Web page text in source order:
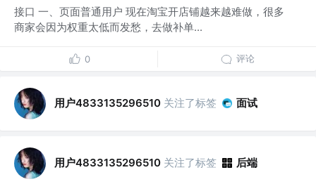
接口 一、页面普通用户 现在淘宝开店铺越来越难做，很多
商家会因为权重太低而发愁，去做补单...
0 评论
用户4833135296510 关注了标签 面试
用户4833135296510 关注了标签 后端